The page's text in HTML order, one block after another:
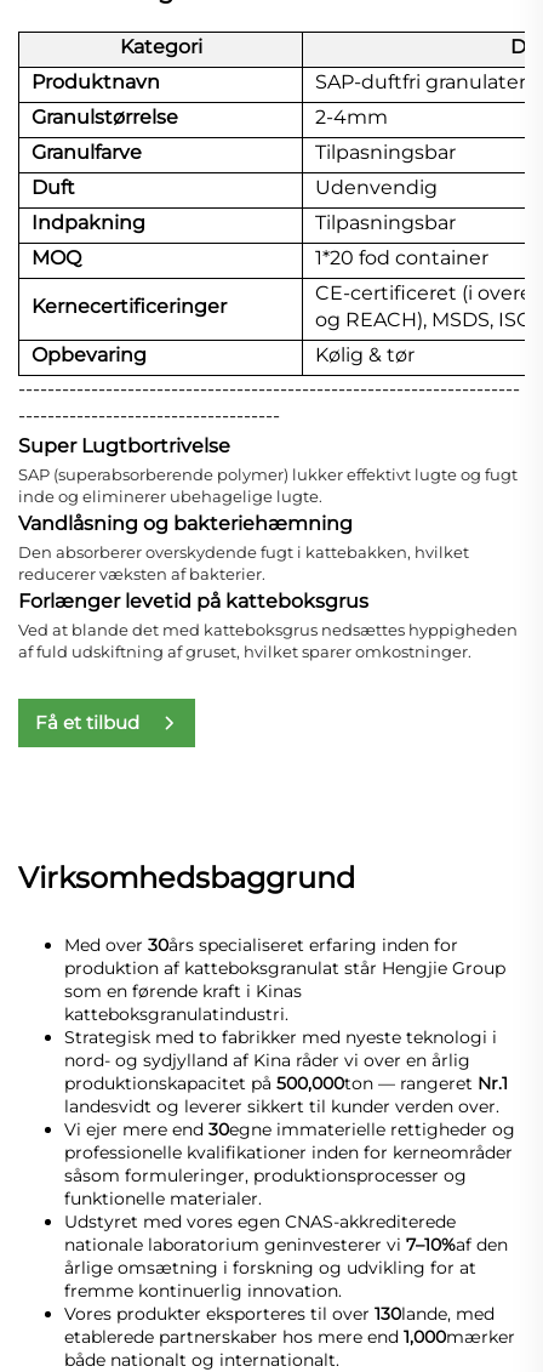
Kategori
Produktnavn
SAP-duftfri granulater
Granulstørrelse
2-4mm
Granulfarve
Tilpasningsbar
Duft
Udenvendig
Indpakning
Tilpasningsbar
MOQ
1*20 fod container
Kernecertificeringer
CE-certificeret (i
og REACH), MSDS,
Opbevaring
Kølig & tør
---------------------------------------------------------------------
------------------------------------
Super Lugtbortrivelse
SAP (superabsorberende polymer) lukker effektivt lugte og fugt
inde og eliminerer ubehagelige lugte.
Vandlåsning og bakteriehæmning
Den absorberer overskydende fugt i kattebakken, hvilket
reducerer væksten af bakterier.
Forlænger levetid på katteboksgrus
Ved at blande det med katteboksgrus nedsættes hyppigheden
af fuld udskiftning af gruset, hvilket sparer omkostninger.
Få et tilbud
Virksomhedsbaggrund
Med over 30års specialiseret erfaring inden for
produktion af katteboksgranulat står Hengjie Group
som en førende kraft i Kinas
katteboksgranulatindustri.
Strategisk med to fabrikker med nyeste teknologi i
nord- og sydjylland af Kina råder vi over en årlig
produktionskapacitet på 500,000ton — rangeret
landesvidt og leverer sikkert til kunder verden over.
Vi ejer mere end 30egne immaterielle rettigheder og
professionelle kvalifikationer inden for kerneområder
såsom formuleringer, produktionsprocesser og
funktionelle materialer.
Udstyret med vores egen CNAS-akkrediterede
nationale laboratorium geninvesterer vi 7–10%af den
årlige omsætning i forskning og udvikling for at
fremme kontinuerlig innovation.
Vores produkter eksporteres til over 130lande, med
etablerede partnerskaber hos mere end 1,000mærker
både nationalt og internationalt.